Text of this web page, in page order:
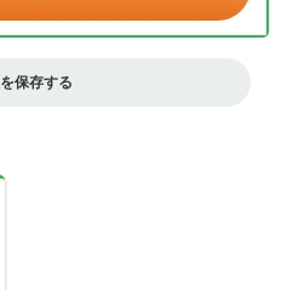
保存する